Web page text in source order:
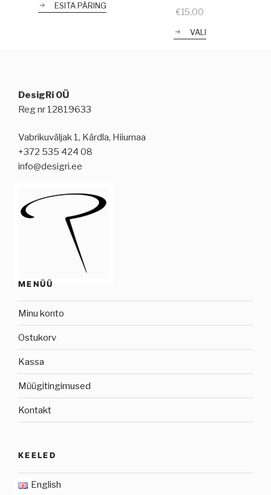
ESITA PÄRING
€15,00
VALI
DesigRi OÜ
Reg nr 12819633
Vabrikuväljak 1, Kärdla, Hiiumaa
+372 535 424 08
info@desigri.ee
MENÜÜ
Minu konto
Ostukorv
Kassa
Müügitingimused
Kontakt
KEELED
English